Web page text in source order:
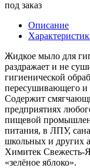
под заказ
Описание
Жидкое мыло для
раздражает и не
гигиенической
пересушивающего и
Содержит
предприятиях
пищевой
питания, в ЛПУ,
школьных и других
Химитек Свежесть-
«зелёное яблоко».